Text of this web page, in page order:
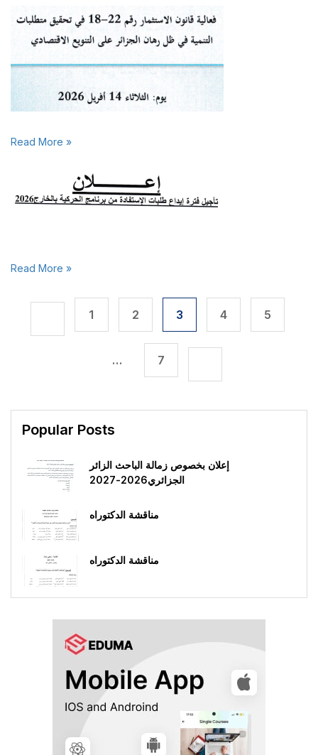
Read More »
Read More »
1 2 3 4 5
… 7
Popular Posts
إعلان بخصوص زمالة الباحث الزائر
الجزائري2026-2027
مناقشة الدكتوراه
مناقشة الدكتوراه